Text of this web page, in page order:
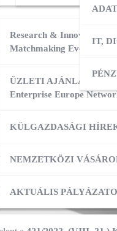
Research & Innovation
Matchmaking Event 2026
ÜZLETI AJÁNLATOK:
Enterprise Europe
KÜLGAZDASÁGI
NEMZETKÖZI
KÜLPIACI
ADATBÁZIS
AKTUÁLIS
IT,